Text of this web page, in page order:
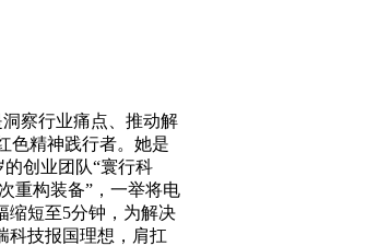
察行业痛点、推动解
色精神践行者。她是
创业团队“寰行科
重构装备”，一举将电
缩短至5分钟，为解决
科技报国理想，肩扛